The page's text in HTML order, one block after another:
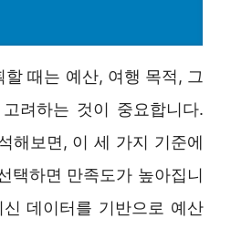
때는 예산, 여행 목적, 그
려하는 것이 중요합니다.
해보면, 이 세 가지 기준에
택하면 만족도가 높아집니
데이터를 기반으로 예산